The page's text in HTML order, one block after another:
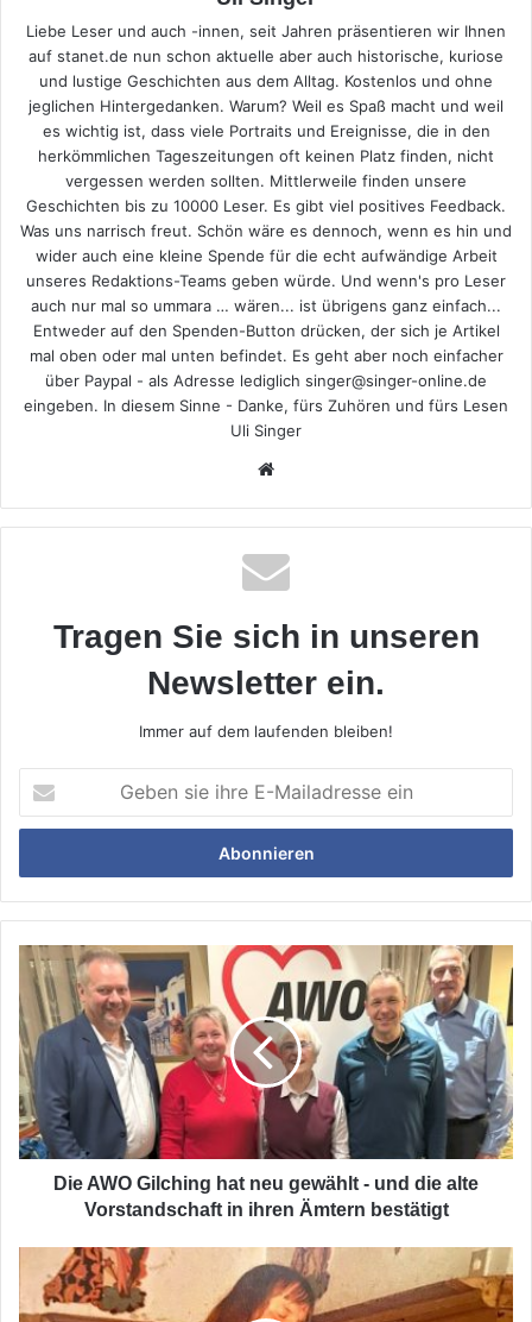
Liebe Leser und auch -innen, seit Jahren präsentieren wir Ihnen
auf stanet.de nun schon aktuelle aber auch historische, kuriose
und lustige Geschichten aus dem Alltag. Kostenlos und ohne
jeglichen Hintergedanken. Warum? Weil es Spaß macht und weil
es wichtig ist, dass viele Portraits und Ereignisse, die in den
herkömmlichen Tageszeitungen oft keinen Platz finden, nicht
vergessen werden sollten. Mittlerweile finden unsere
Geschichten bis zu 10000 Leser. Es gibt viel positives Feedback.
Was uns narrisch freut. Schön wäre es dennoch, wenn es hin und
wider auch eine kleine Spende für die echt aufwändige Arbeit
unseres Redaktions-Teams geben würde. Und wenn's pro Leser
auch nur mal so ummara … wären... ist übrigens ganz einfach...
Entweder auf den Spenden-Button drücken, der sich je Artikel
mal oben oder mal unten befindet. Es geht aber noch einfacher
über Paypal - als Adresse lediglich singer@singer-online.de
eingeben. In diesem Sinne - Danke, fürs Zuhören und fürs Lesen
Uli Singer
Tragen Sie sich in unseren
Newsletter ein.
Immer auf dem laufenden bleiben!
sie
ihre
Mailadresse
ein
Die
AWO
Gilching
hat
neu
gewählt
-
und
die
Vorstandschaft
Ämtern
bestätigt
Die AWO Gilching hat neu gewählt - und die alte
Vorstandschaft in ihren Ämtern bestätigt
Fesl
unterm